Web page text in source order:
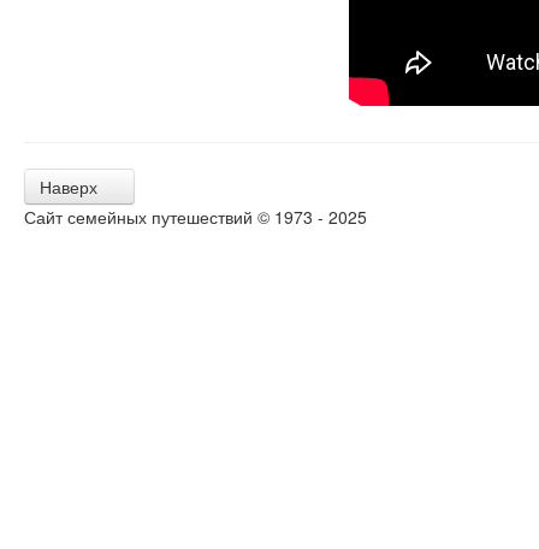
Наверх
Сайт семейных путешествий © 1973 - 2025